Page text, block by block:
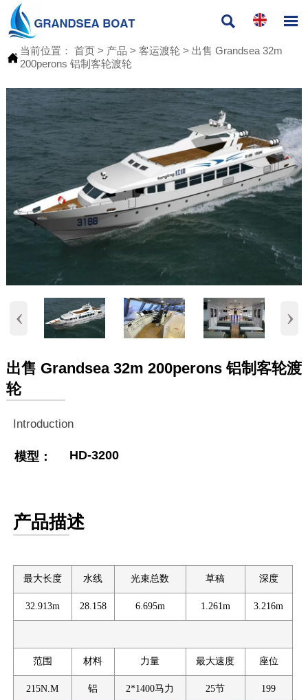
 

当前位置： 首页> 产品 > 客运渡轮> 出售 Grandsea 32m
200perons 铝制客轮渡轮
‹ ›
出售 Grandsea 32m 200perons 铝制客轮渡
轮
Introduction
模型： HD-3200
产品描述
最大长度 水线 光束总数 草稿 深度
32.913m 28.158 6.695m 1.261m 3.216m
范围 材料 力量 最大速度 座位
215N.M 铝 2*1400马力 25节 199